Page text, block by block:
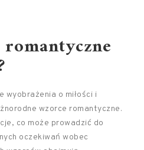
wyobrażenia o miłości i
wzorce romantyczne.
co może prowadzić do
oczekiwań wobec